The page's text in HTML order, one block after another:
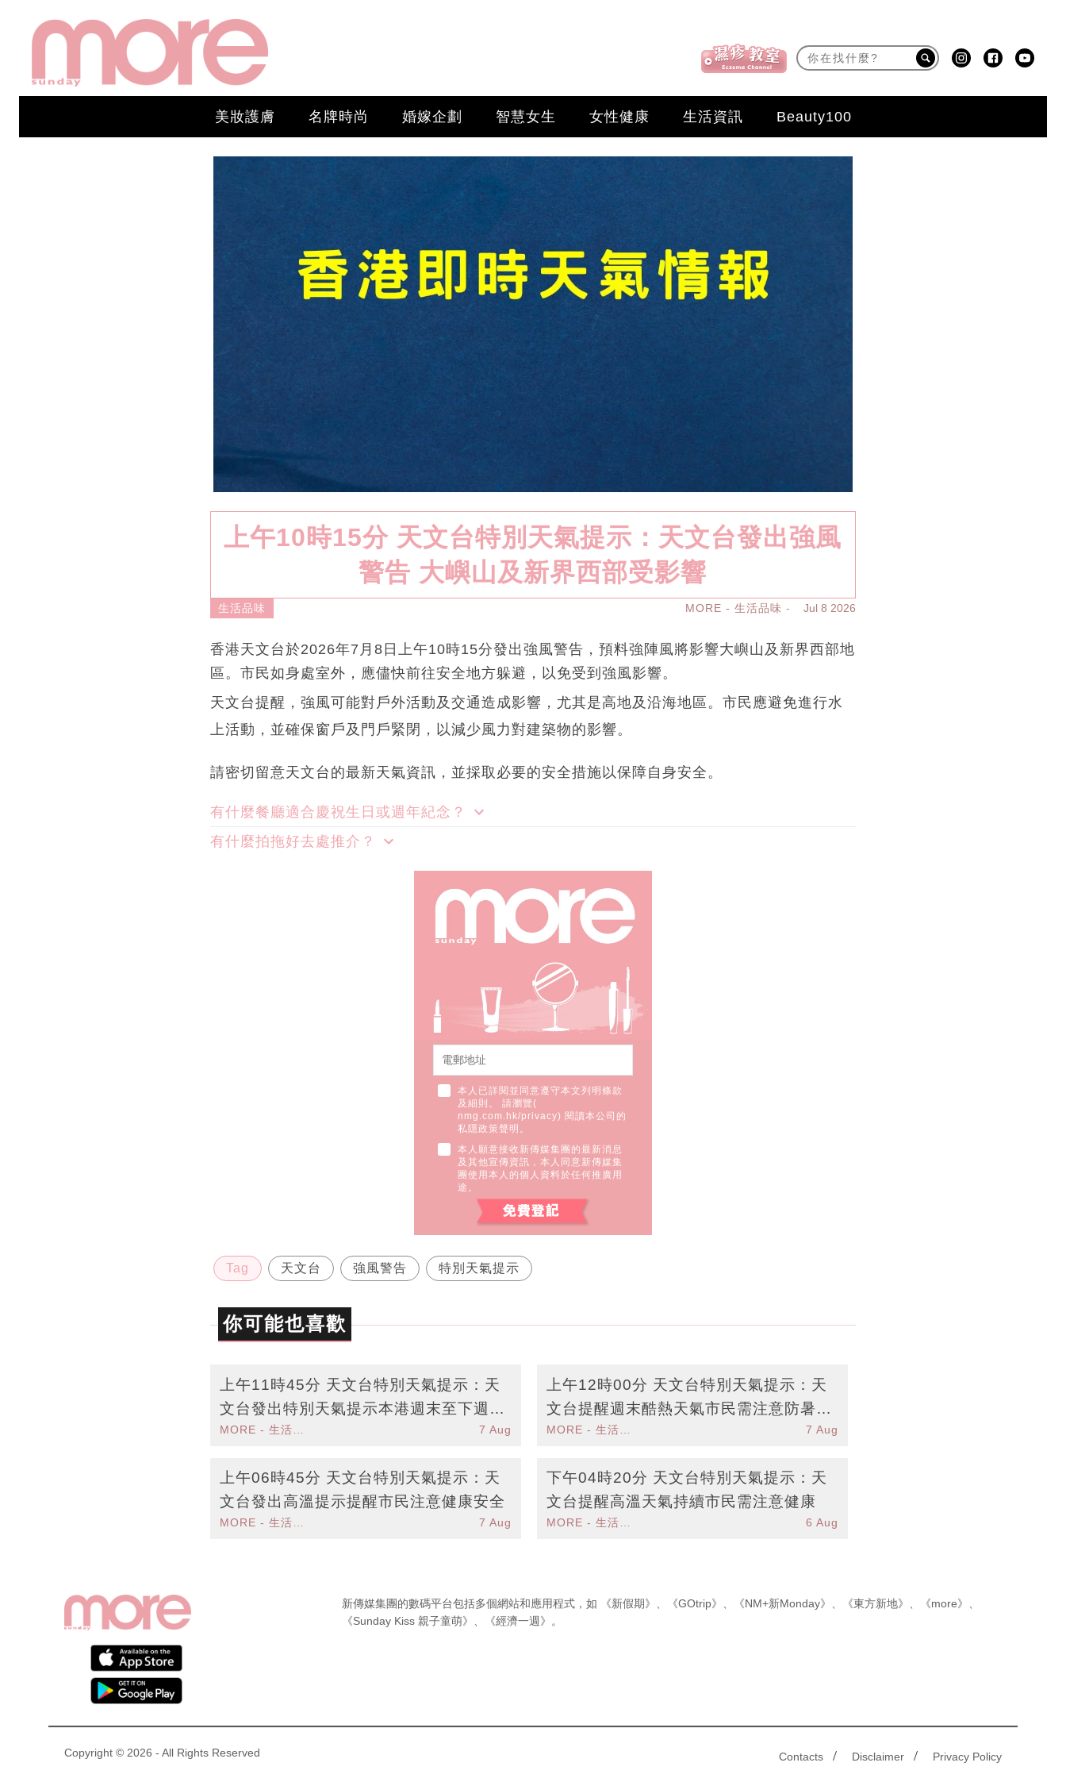
美妝護膚 名牌時尚 婚嫁企劃 智慧女生 女性健康 生活資訊 Beauty100
上午10時15分 天文台特別天氣提示：天文台發出強風
警告 大嶼山及新界西部受影響
生活品味 MORE - 生活品味 Jul 8 2026
香港天文台於2026年7月8日上午10時15分發出強風警告，預料強陣風將影響大嶼山及新界西部地
區。市民如身處室外，應儘快前往安全地方躲避，以免受到強風影響。
天文台提醒，強風可能對戶外活動及交通造成影響，尤其是高地及沿海地區。市民應避免進行水
上活動，並確保窗戶及門戶緊閉，以減少風力對建築物的影響。
請密切留意天文台的最新天氣資訊，並採取必要的安全措施以保障自身安全。
有什麼餐廳適合慶祝生日或週年紀念？
有什麼拍拖好去處推介？
本人已詳閱並同意遵守本文列明條款
及細則。 請瀏覽(
nmg.com.hk/privacy) 閱讀本公司的
私隱政策聲明。
本人願意接收新傳媒集團的最新消息
及其他宣傳資訊，本人同意新傳媒集
團使用本人的個人資料於任何推廣用
途。
Tag 天文台 強風警告 特別天氣提示
你可能也喜歡
上午11時45分 天文台特別天氣提示：天
文台發出特別天氣提示本港週末至下週一
酷熱天氣持續
7 Aug
上午12時00分 天文台特別天氣提示：天
文台提醒週末酷熱天氣市民需注意防暑措
施
7 Aug
上午06時45分 天文台特別天氣提示：天
文台發出高溫提示提醒市民注意健康安全
MORE - 生活品味 7 Aug
下午04時20分 天文台特別天氣提示：天
文台提醒高溫天氣持續市民需注意健康
MORE - 生活品味 6 Aug
新傳媒集團的數碼平台包括多個網站和應用程式，如 《新假期》 、 《GOtrip》 、 《NM+新Monday》 、 《東方新地》 、 《more》 、
《Sunday Kiss 親子童萌》 、 《經濟一週》 。
Contacts / Disclaimer / Privacy Policy
Copyright © 2026 - All Rights Reserved